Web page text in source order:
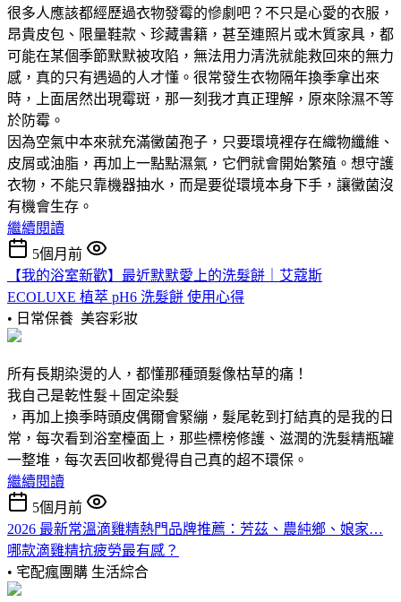
很多人應該都經歷過衣物發霉的慘劇吧？不只是心愛的衣服，
昂貴皮包、限量鞋款、珍藏書籍，甚至連照片或木質家具，都
可能在某個季節默默被攻陷，無法用力清洗就能救回來的無力
感，真的只有遇過的人才懂。很常發生衣物隔年換季拿出來
時，上面居然出現霉斑，那一刻我才真正理解，原來除濕不等
於防霉。
因為空氣中本來就充滿黴菌孢子，只要環境裡存在織物纖維、
皮屑或油脂，再加上一點點濕氣，它們就會開始繁殖。想守護
衣物，不能只靠機器抽水，而是要從環境本身下手，讓黴菌沒
有機會生存。
繼續閱讀
5個月前
【我的浴室新歡】最近默默愛上的洗髮餅｜艾蔻斯
ECOLUXE 植萃 pH6 洗髮餅 使用心得
• 日常保養 美容彩妝
所有長期染燙的人，都懂那種頭髮像枯草的痛！
我自己是乾性髮＋固定染髮
，再加上換季時頭皮偶爾會緊繃，髮尾乾到打結真的是我的日
常，每次看到浴室檯面上，那些標榜修護、滋潤的洗髮精瓶罐
一整堆，每次丟回收都覺得自己真的超不環保。
繼續閱讀
5個月前
2026 最新常溫滴雞精熱門品牌推薦：芳茲、農純鄉、娘家…
哪款滴雞精抗疲勞最有感？
• 宅配瘋團購 生活綜合